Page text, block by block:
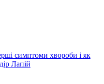
симптоми хвороби і як
Лапій